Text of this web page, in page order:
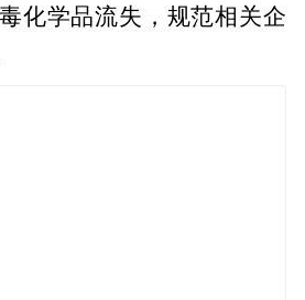
化学品流失，规范相关企